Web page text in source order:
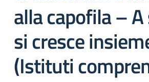
alla capofila –
si cresce
(Istituti